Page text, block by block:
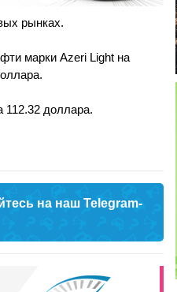
рынках.
марки Azeri Light на
доллара.
на наш Telegram-